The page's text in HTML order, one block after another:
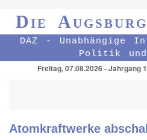
Die
DAZ - Unabhängige
Politik
Freitag, 07.08.2026 - Jahrgang
Atomkraftwerke